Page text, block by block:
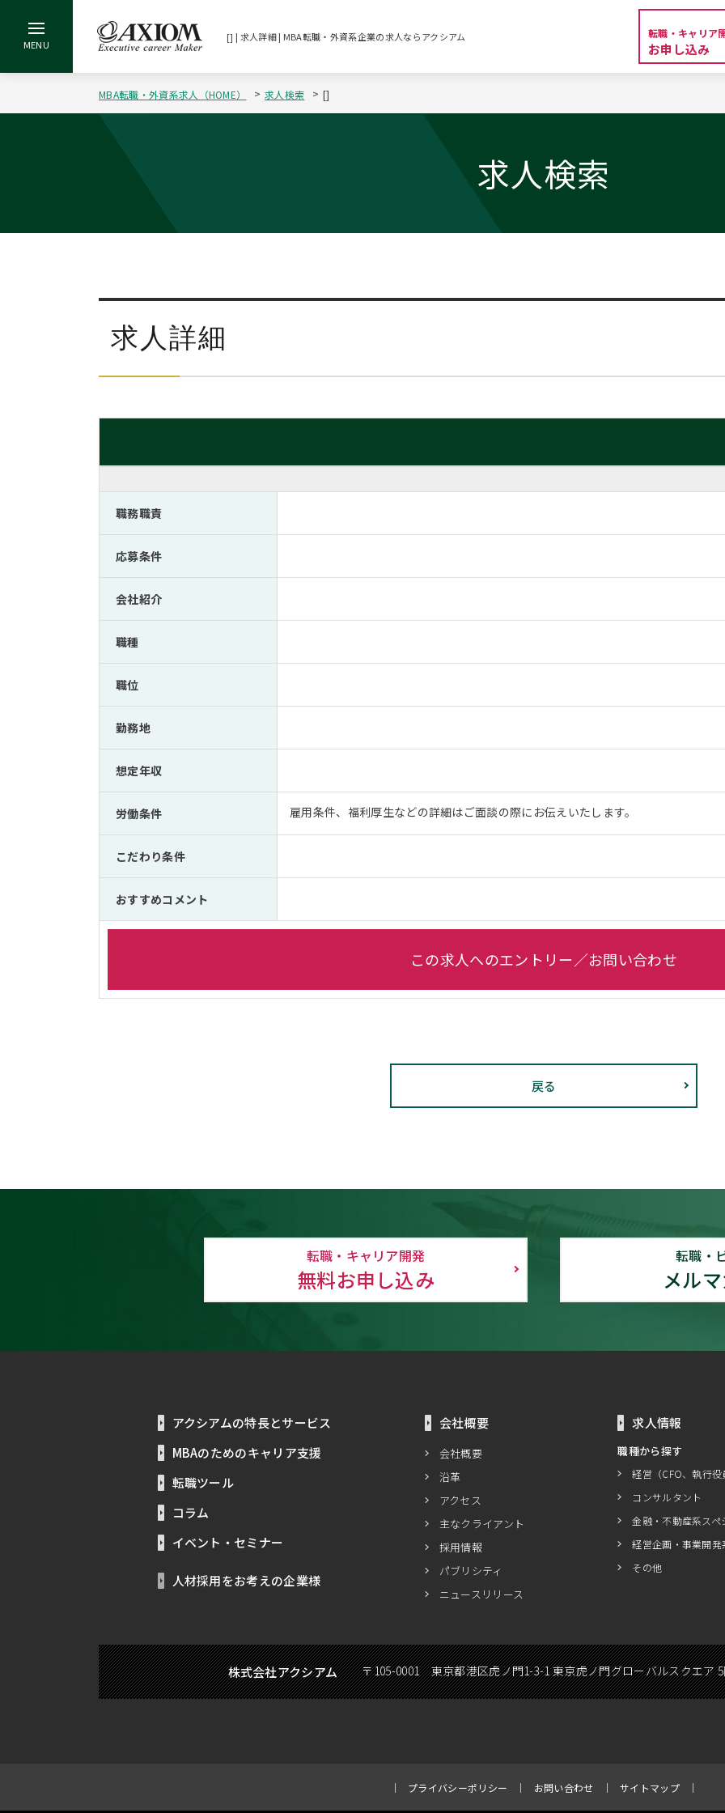
[] | 求人詳細 | MBA転職・外資系企業の求人ならアクシアム 転職・キャリア
お申し込み
MBA転職・外資系求人（HOME） 求人検索 []
求人検索
求人詳細
職務職責
応募条件
会社紹介
職種
職位
勤務地
想定年収
労働条件 雇用条件、福利厚生などの詳細はご面談の際にお伝えいたします。
こだわり条件
おすすめコメント
この求人へのエントリー／お問い合わせ
戻る
転職・キャリア開発
無料お申し込み
転職・
メル
アクシアムの特長とサービス
MBAのためのキャリア支援
転職ツール
コラム
イベント・セミナー
人材採用をお考えの企業様
会社概要
会社概要
沿革
アクセス
主なクライアント
採用情報
パブリシティ
ニュースリリース
求人情報
職種から探す
経営（CFO、執行役
コンサルタント
金融・不動産系スペ
経営企画・事業開発
その他
株式会社アクシアム 〒105-0001 東京都港区虎ノ門1-3-1 東京虎ノ門グローバルスクエア
プライバシーポリシー お問い合わせ サイトマップ